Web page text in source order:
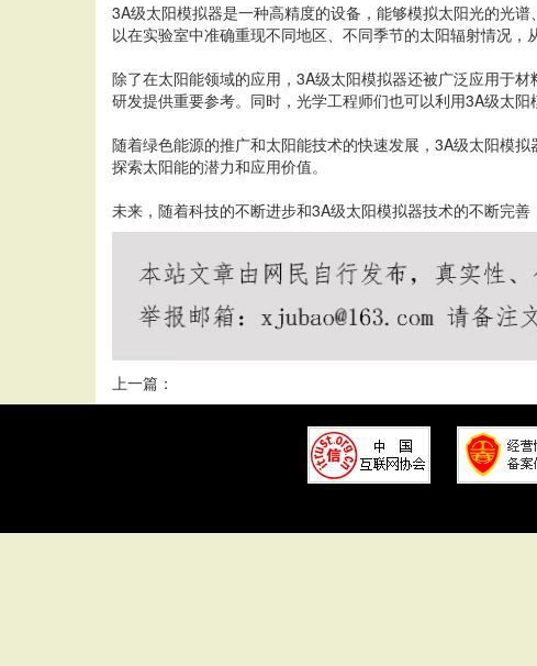
3A级太阳模拟器是一种高精度的设备，能够模拟太阳光的光
以在实验室中准确重现不同地区、不同季节的太阳辐射情况，
除了在太阳能领域的应用，3A级太阳模拟器还被广泛应用于
研发提供重要参考。同时，光学工程师们也可以利用3A级太
随着绿色能源的推广和太阳能技术的快速发展，3A级太阳模
探索太阳能的潜力和应用价值。
未来，随着科技的不断进步和3A级太阳模拟器技术的不断完
上一篇：